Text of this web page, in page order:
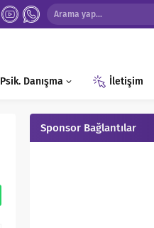
Psik. Danışma İletişim
Sponsor Bağlantılar